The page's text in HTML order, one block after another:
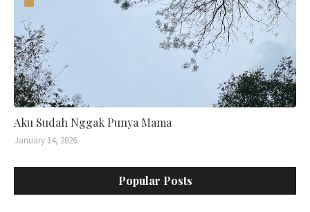
Aku Sudah Nggak Punya Mama
January 14, 2026
Popular Posts